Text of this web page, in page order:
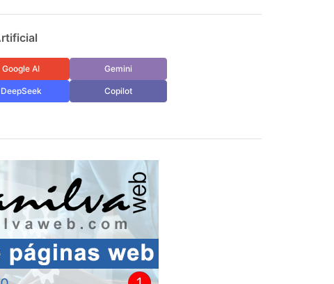
Google AI Gemini
DeepSeek Copilot